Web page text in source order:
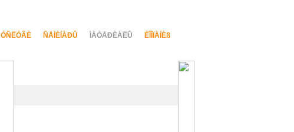
ÓÑËÓÃÈ ÑÅÌÈÍÀÐÛ ÌÀÒÅÐÈÀËÛ ÊÎÌÏÀÍÈß